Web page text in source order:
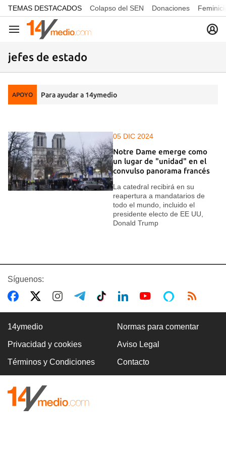
common.go-to-content
TEMAS DESTACADOS Colapso del SEN Donaciones
Navegación
jefes de estado
APOYO Para ayudar a 14ymedio
05 DIC 2024
Notre Dame emerge como
un lugar de "unidad" en el
convulso panorama francés
La catedral recibirá en su
reapertura a mandatarios de
todo el mundo, incluido el
presidente electo de EE UU,
Donald Trump
Síguenos:
14ymedio Normas para comentar
Privacidad y cookies Aviso Legal
Términos y Condiciones Contacto